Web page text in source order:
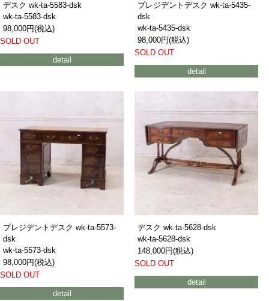
デスク wk-ta-5583-dsk
wk-ta-5583-dsk
98,000円(税込)
SOLD OUT
detail
プレジデントデスク wk-ta-5435-
dsk
wk-ta-5435-dsk
98,000円(税込)
SOLD OUT
detail
プレジデントデスク wk-ta-5573-
dsk
wk-ta-5573-dsk
98,000円(税込)
SOLD OUT
detail
デスク wk-ta-5628-dsk
wk-ta-5628-dsk
148,000円(税込)
SOLD OUT
detail